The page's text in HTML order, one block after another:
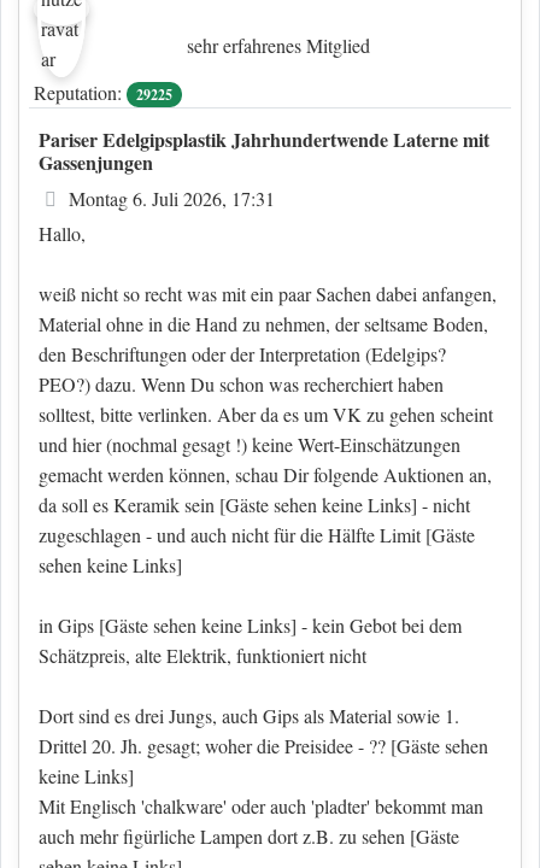
sehr erfahrenes Mitglied
Reputation:
29225
Pariser Edelgipsplastik Jahrhundertwende Laterne mit
Gassenjungen
Beitrag
Montag 6. Juli 2026, 17:31
Hallo,
weiß nicht so recht was mit ein paar Sachen dabei anfangen,
Material ohne in die Hand zu nehmen, der seltsame Boden,
den Beschriftungen oder der Interpretation (Edelgips?
PEO?) dazu. Wenn Du schon was recherchiert haben
solltest, bitte verlinken. Aber da es um VK zu gehen scheint
und hier (nochmal gesagt !) keine Wert-Einschätzungen
gemacht werden können, schau Dir folgende Auktionen an,
da soll es Keramik sein [Gäste sehen keine Links] - nicht
zugeschlagen - und auch nicht für die Hälfte Limit[Gäste
sehen keine Links]
in Gips [Gäste sehen keine Links] - kein Gebot bei dem
Schätzpreis, alte Elektrik, funktioniert nicht
Dort sind es drei Jungs, auch Gips als Material sowie 1.
Drittel 20. Jh. gesagt; woher die Preisidee - ?? [Gäste sehen
keine Links]
Mit Englisch 'chalkware' oder auch 'pladter' bekommt man
auch mehr figürliche Lampen dort z.B. zu sehen [Gäste